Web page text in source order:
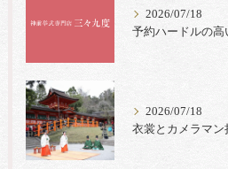
2026/07/18
予約ハードルの高
2026/07/18
衣裳とカメラマン